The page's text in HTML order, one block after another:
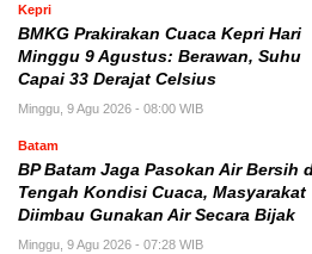
Kepri
BMKG Prakirakan Cuaca Kepri Hari
Minggu 9 Agustus: Berawan, Suhu
Capai 33 Derajat Celsius
Minggu, 9 Agu 2026 - 08:00 WIB
Batam
BP Batam Jaga Pasokan Air Bersih
Tengah Kondisi Cuaca, Masyarakat
Diimbau Gunakan Air Secara Bijak
Minggu, 9 Agu 2026 - 07:28 WIB